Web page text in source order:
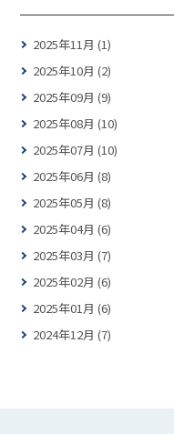
2025年11月 (1)
2025年10月 (2)
2025年09月 (9)
2025年08月 (10)
2025年07月 (10)
2025年06月 (8)
2025年05月 (8)
2025年04月 (6)
2025年03月 (7)
2025年02月 (6)
2025年01月 (6)
2024年12月 (7)